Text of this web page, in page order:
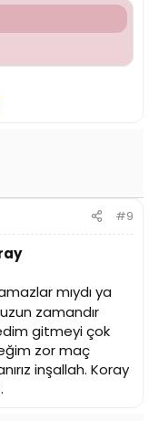
#9
mıydı ya
zamandır
gitmeyi çok
zor maç
inşallah. Koray